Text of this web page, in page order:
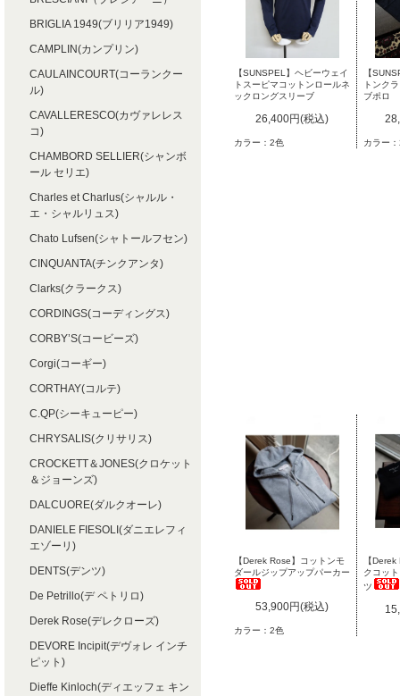
【SUNSPEL】ヘビーウェイ
トスーピマコットンロールネ
ックロングスリーブ
26,400円(税込)
カラー：2色
【
トンク
ブポロ
カラー
【Derek Rose】コットンモ
ダールジップアップパーカー
53,900円(税込)
カラー：2色
【
クコッ
ツ
BRIGLIA 1949(ブリリア1949)
CAMPLIN(カンプリン)
CAULAINCOURT(コーランクー
ル)
CAVALLERESCO(カヴァレレス
コ)
CHAMBORD SELLIER(シャンボ
ール セリエ)
Charles et Charlus(シャルル・
エ・シャルリュス)
Chato Lufsen(シャトールフセン)
CINQUANTA(チンクアンタ)
Clarks(クラークス)
CORDINGS(コーディングス)
CORBY’S(コービーズ)
Corgi(コーギー)
CORTHAY(コルテ)
C.QP(シーキューピー)
CHRYSALIS(クリサリス)
CROCKETT＆JONES(クロケット
＆ジョーンズ)
DALCUORE(ダルクオーレ)
DANIELE FIESOLI(ダニエレフィ
エゾーリ)
DENTS(デンツ)
De Petrillo(デ ペトリロ)
Derek Rose(デレクローズ)
DEVORE Incipit(デヴォレ インチ
ピット)
Dieffe Kinloch(ディエッフェ キン